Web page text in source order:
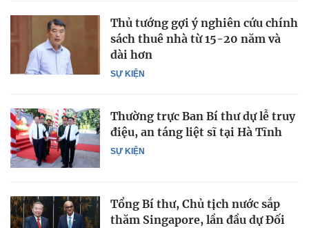
SỰ KIỆN
Thủ tướng gợi ý nghiên cứu chính
sách thuê nhà từ 15-20 năm và
dài hơn
SỰ KIỆN
Thường trực Ban Bí thư dự lễ truy
điệu, an táng liệt sĩ tại Hà Tĩnh
Tổng Bí thư, Chủ tịch nước sắp
thăm Singapore, lần đầu dự Đối